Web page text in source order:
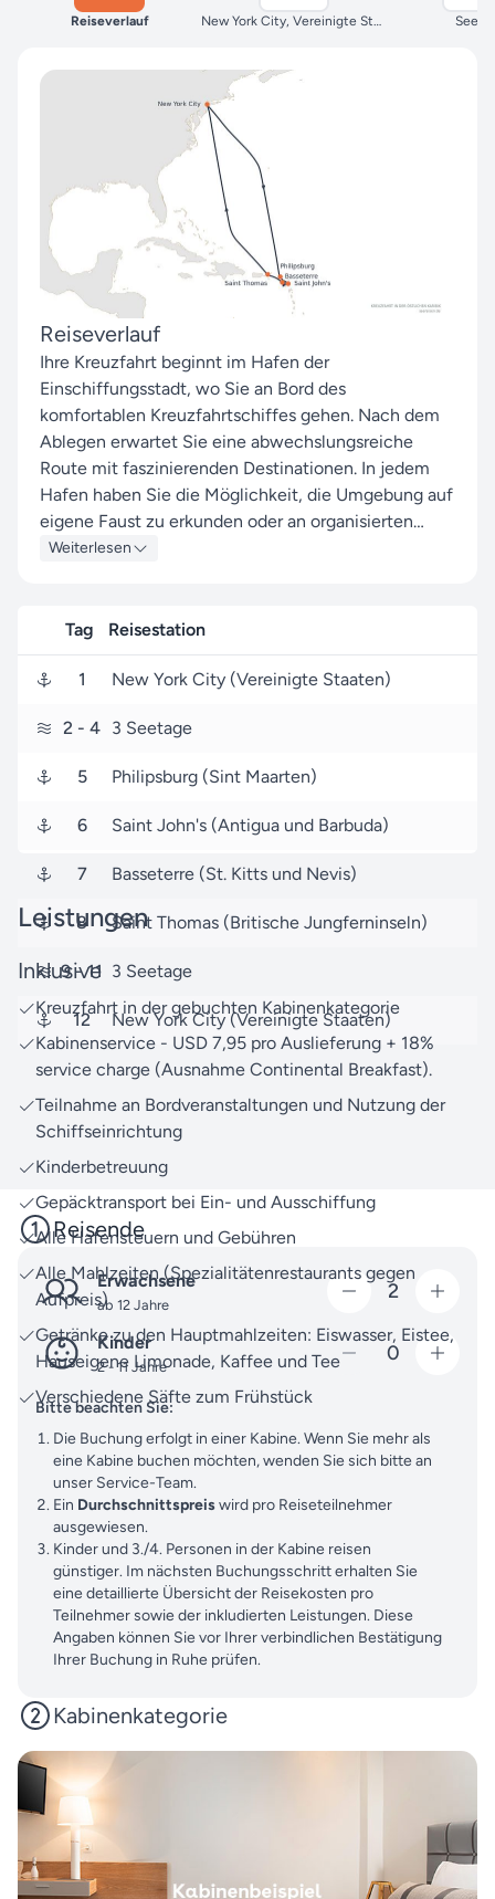
Reiseverlauf
Reiseverlauf
Ihre Kreuzfahrt beginnt im Hafen der
Einschiffungsstadt, wo Sie an Bord des
komfortablen Kreuzfahrtschiffes gehen. Nach dem
Ablegen erwartet Sie eine abwechslungsreiche
Route mit faszinierenden Destinationen. In jedem
Hafen haben Sie die Möglichkeit, die Umgebung auf
eigene Faust zu erkunden oder an organisierten
Landausflügen teilzunehmen.
Seetage, die Gelegenheit bieten, das umfangreiche
Bordangebot zu nutzen – von Wellness über
Kulinarik bis hin zu Unterhaltung. Die Kreuzfahrt
antreten oder Ihre Reise individuell verlängern
Weiterlesen
Tag Reisestation
1 New York City (Vereinigte Staaten)
2 - 4 3 Seetage
5 Philipsburg (Sint Maarten)
6 Saint John's (Antigua und Barbuda)
7 Basseterre (St. Kitts und Nevis)
8 Saint Thomas (Britische Jungferninseln)
9- 11 3 Seetage
12 New York City (Vereinigte Staaten)
Leistungen
Inklusive
Kreuzfahrt in der gebuchten Kabinenkategorie
Kabinenservice - USD 7,95 pro Auslieferung + 18%
service charge (Ausnahme Continental Breakfast).
Teilnahme an Bordveranstaltungen und Nutzung der
Schiffseinrichtung
Kinderbetreuung
Gepäcktransport bei Ein- und Ausschiffung
Alle Hafensteuern und Gebühren
Alle Mahlzeiten (Spezialitätenrestaurants gegen
Aufpreis)
Getränke zu den Hauptmahlzeiten: Eiswasser, Eistee,
Hauseigene Limonade, Kaffee und Tee
Verschiedene Säfte zum Frühstück
Reisende
Erwachsene
ab 12 Jahre
2
Kinder
2 - 11 Jahre
0
Bitte beachten Sie:
Die Buchung erfolgt in einer Kabine. Wenn Sie mehr als
eine Kabine buchen möchten, wenden Sie sich bitte an
unser Service-Team.
Ein Durchschnittspreiswird pro Reiseteilnehmer
ausgewiesen.
Kinder und 3./4. Personen in der Kabine reisen
günstiger. Im nächsten Buchungsschritt erhalten Sie
eine detaillierte Übersicht der Reisekosten pro
Teilnehmer sowie der inkludierten Leistungen. Diese
Angaben können Sie vor Ihrer verbindlichen Bestätigung
Ihrer Buchung in Ruhe prüfen.
Kabinenkategorie